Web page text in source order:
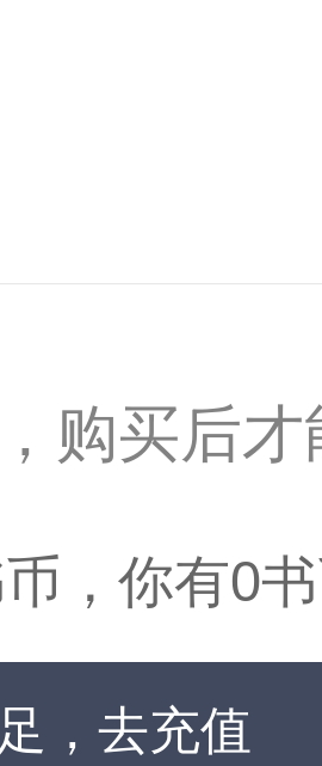
购买后才
，你有0
，去充值